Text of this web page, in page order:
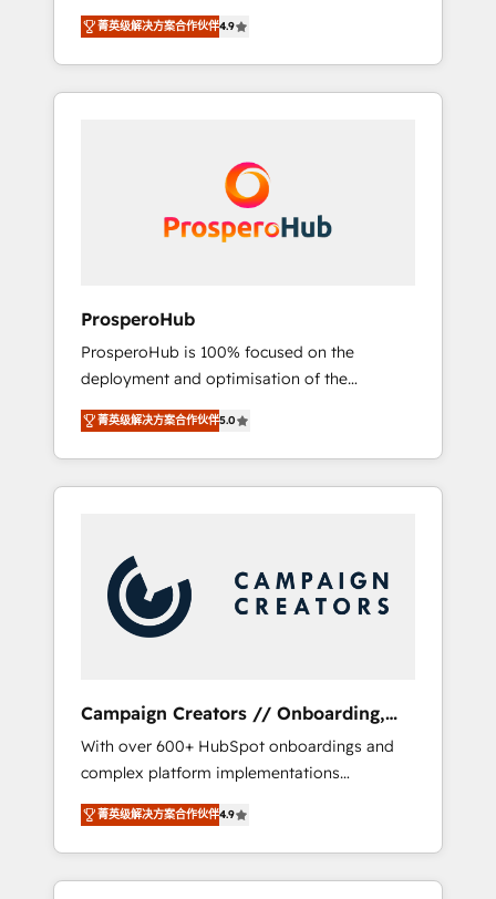
deploying your inbound marketing strategy?
We'll provide support tailored to your needs
and sales objectives. With 125+ certifications,
we are part of the most certified Canadian
coast), our services are offered in both
por 6 acreditaciones de HubSpot y un
equipo de 6 Certified Trainers avalados por
HubSpot Academy. Acompañamos a las
empresas en cada etapa de su crecimiento
Nos caracterizamos por combinar excelencia
técnica con una mirada estratégica a largo
菁英级解决方案合作伙伴4.9
ProsperoHub
ProsperoHub is 100% focused on the
deployment and optimisation of the
HubSpot CRM platform. Our highly
experienced team of solutions experts will
ensure that you achieve maximum adoption
and ROI from your HubSpot investment. Use
your team on their HubSpot journey, design
and implement your processes and skilfully
bring your revenue infrastructure to life. Our
collaborative approach keeps you in control
supported over 500 organisations with
HubSpot implementation, optimisation,
training, and adoption assurance. Our tried
and tested Roadmap methodology will
ensure that you receive the best deployment
experience possible. Whether you are new to
HubSpot or seeking to turn around a poor
菁英级解决方案合作伙伴5.0
Campaign Creators // Onboarding,
CRM Migration
With over 600+ HubSpot onboardings and
complex platform implementations
delivered, CC is the go-to Elite Solutions
Partner for businesses ready to migrate,
replatform, and scale smarter. We specialize
in high-impact CRM and CMS migrations and
菁英级解决方案合作伙伴4.9